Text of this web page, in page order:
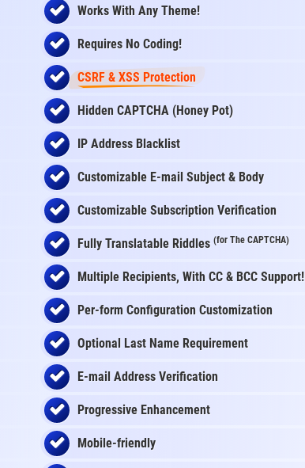
Works With Any Theme!
Requires No Coding!
CSRF & XSS Protection
Hidden CAPTCHA (Honey Pot)
IP Address Blacklist
Customizable E-mail Subject & Body
Customizable Subscription Verification
Fully Translatable Riddles (for The CAPTCHA)
Multiple Recipients, With CC & BCC Support!
Per-form Configuration Customization
Optional Last Name Requirement
E-mail Address Verification
Progressive Enhancement
Mobile-friendly